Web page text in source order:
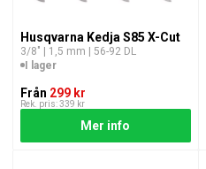
Husqvarna Kedja S85 X-Cut
3/8″ | 1,5 mm | 56-92 DL
I lager
Från 299 kr
Rek. pris: 339 kr
Mer info